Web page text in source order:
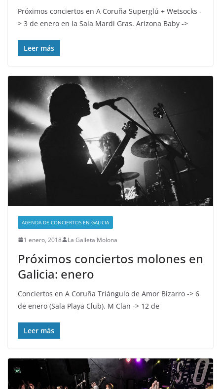
Próximos conciertos en A Coruña Superglú + Wetsocks -
> 3 de enero en la Sala Mardi Gras. Arizona Baby ->
Leer más
AGENDA DE CONCIERTOS EN GALICIA
1 enero, 2018 La Galleta Molona
Próximos conciertos molones en
Galicia: enero
Conciertos en A Coruña Triángulo de Amor Bizarro -> 6
de enero (Sala Playa Club). M Clan -> 12 de
Leer más